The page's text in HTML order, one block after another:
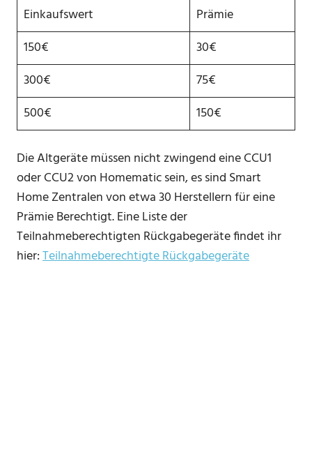
Einkaufswert
Prämie
150€
30€
300€
75€
500€
150€
Die Altgeräte müssen nicht zwingend eine CCU1
oder CCU2 von Homematic sein, es sind Smart
Home Zentralen von etwa 30 Herstellern für eine
Prämie Berechtigt. Eine Liste der
Teilnahmeberechtigten Rückgabegeräte findet ihr
hier:Teilnahmeberechtigte Rückgabegeräte